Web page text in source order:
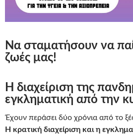
Να σταματήσουν να
ζωές μας!
Η διαχείριση της
εγκληματική από την
Έχουν περάσει δύο χρόνια από το
Η κρατική διαχείριση και η